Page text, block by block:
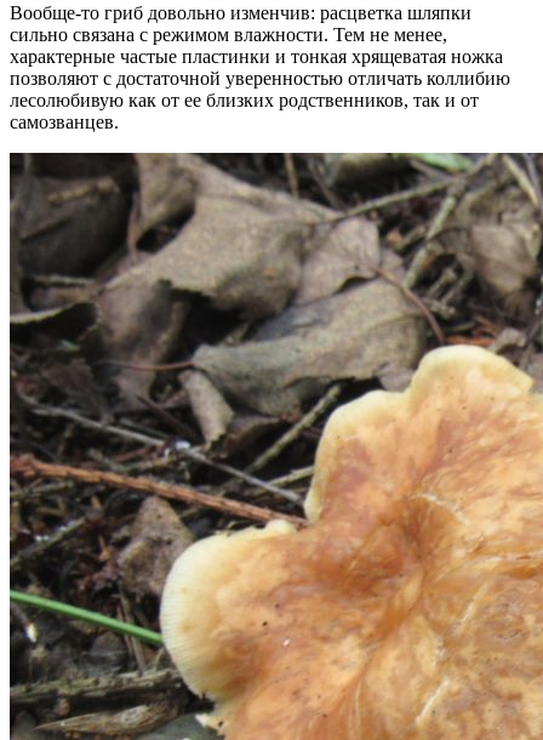
Вообще-то гриб довольно изменчив: расцветка шляпки
сильно связана с режимом влажности. Тем не менее,
характерные частые пластинки и тонкая хрящеватая ножка
позволяют с достаточной уверенностью отличать коллибию
лесолюбивую как от ее близких родственников, так и от
самозванцев.